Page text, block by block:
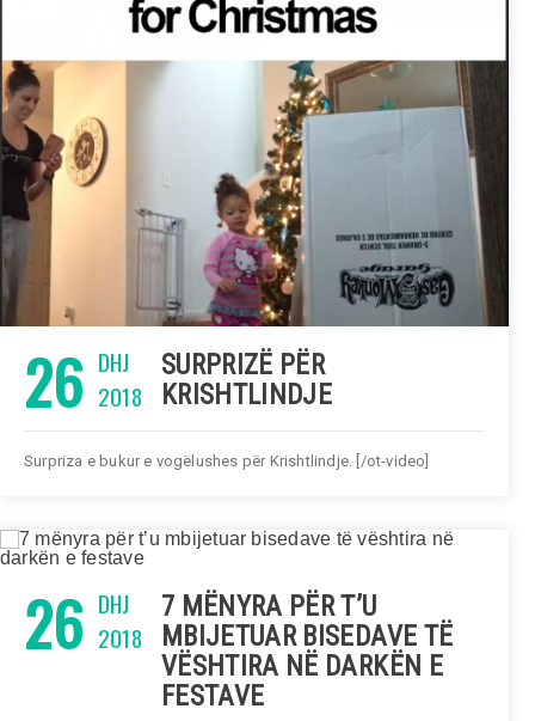
26 DHJ
2018
SURPRIZË PËR
KRISHTLINDJE
Surpriza e bukur e vogëlushes për Krishtlindje. [/ot-video]
26 DHJ
2018
7 MËNYRA PËR T’U
MBIJETUAR BISEDAVE TË
VËSHTIRA NË DARKËN E
FESTAVE